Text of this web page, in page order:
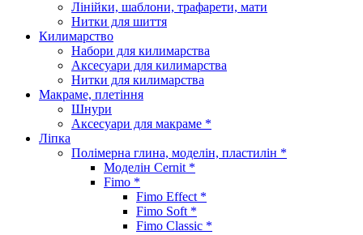
Лінійки, шаблони, трафарети, мати
Нитки для шиття
Килимарство
Набори для килимарства
Аксесуари для килимарства
Нитки для килимарства
Макраме, плетіння
Шнури
Аксесуари для макраме *
Ліпка
Полімерна глина, моделін, пластилін *
Моделін Cernit *
Fimo *
Fimo Effect *
Fimo Soft *
Fimo Classic *